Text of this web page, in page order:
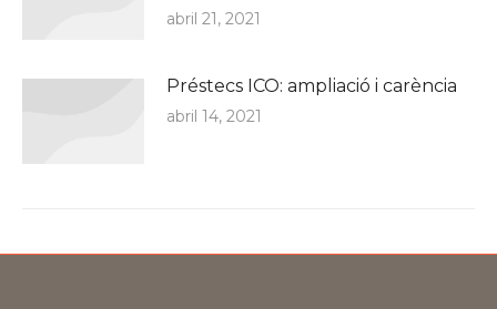
abril 21, 2021
Préstecs ICO: ampliació i carència
abril 14, 2021